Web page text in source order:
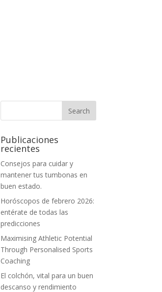
Publicaciones
recientes
Consejos para cuidar y
mantener tus tumbonas en
buen estado.
Horóscopos de febrero 2026:
entérate de todas las
predicciones
Maximising Athletic Potential
Through Personalised Sports
Coaching
El colchón, vital para un buen
descanso y rendimiento